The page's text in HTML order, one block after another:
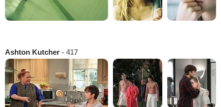
Ashton Kutcher - 417